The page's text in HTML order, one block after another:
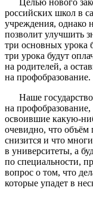
российских школ в
учреждения, однако
позволит улучшить
три основных урока
три урока будут
на родителей, а
на профобразование.
Наше
на
освоившие какую-
очевидно, что объём
снизится и что
в университеты, а
по специальности,
вопрос о том, что
которые упадет в